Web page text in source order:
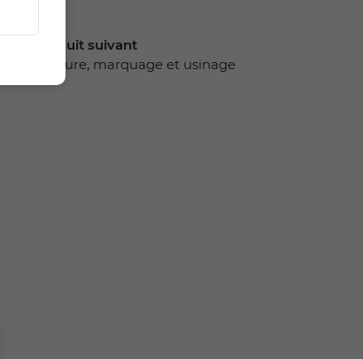
Produit suivant
Gravure, marquage et usinage